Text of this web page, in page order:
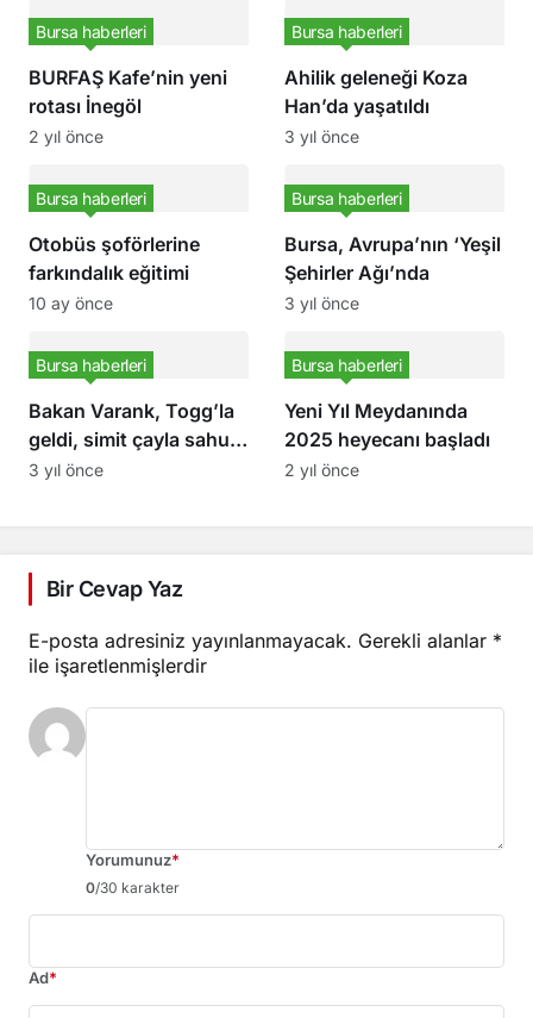
BURFAŞ Kafe’nin yeni
rotası İnegöl
Bursa haberleri
2 yıl önce
Ahilik geleneği Koza
Han’da yaşatıldı
Bursa haberleri
3 yıl önce
Otobüs şoförlerine
farkındalık eğitimi
Bursa haberleri
10 ay önce
Bursa, Avrupa’nın ‘Yeşil
Şehirler Ağı’nda
Bursa haberleri
3 yıl önce
Bakan Varank, Togg’la
geldi, simit çayla sahur
yaptı
Bursa haberleri
3 yıl önce
Yeni Yıl Meydanında
2025 heyecanı başladı
Bursa haberleri
2 yıl önce
Bir Cevap Yaz
E-posta adresiniz yayınlanmayacak. Gerekli alanlar *
ile işaretlenmişlerdir
Yorumunuz*
0/30 karakter
Ad*